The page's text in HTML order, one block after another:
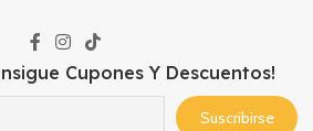
Cupones Y Descuentos!